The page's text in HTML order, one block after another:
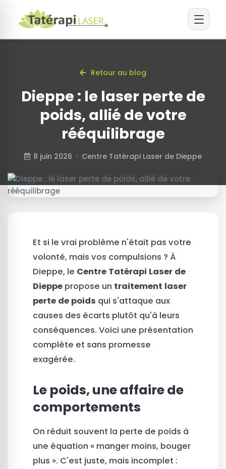
Retour au blog
Dieppe : le laser perte de
poids, allié de votre
rééquilibrage
8 juin 2026 · Centre Tatérapi Laser de Dieppe
Et si le vrai problème n'était pas votre
volonté, mais vos compulsions ? À
Dieppe, le Centre Tatérapi Laser de
Dieppe propose un traitement laser
perte de poids qui s'attaque aux
causes des écarts plutôt qu'à leurs
conséquences. Voici une présentation
complète et sans promesse
exagérée.
Le poids, une affaire de
comportements
On réduit souvent la perte de poids à
une équation « manger moins, bouger
plus ». C'est juste, mais incomplet :